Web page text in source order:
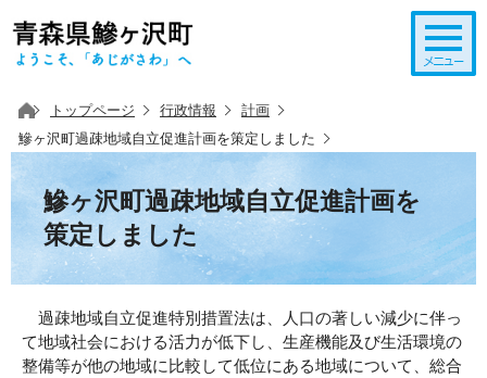
トップページ 行政情報
計画
鰺ヶ沢町過疎地域自立促進計画を策定しました
鰺ヶ沢町過疎地域自立促進計画を
策定しました
過疎地域自立促進特別措置法は、人口の著しい減少に伴っ
て地域社会における活力が低下し、生産機能及び生活環境の
整備等が他の地域に比較して低位にある地域について、総合